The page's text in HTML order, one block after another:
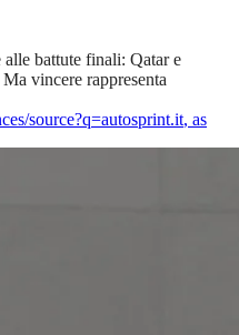
battute finali: Qatar e
vincere rappresenta
source?q=autosprint.it, as